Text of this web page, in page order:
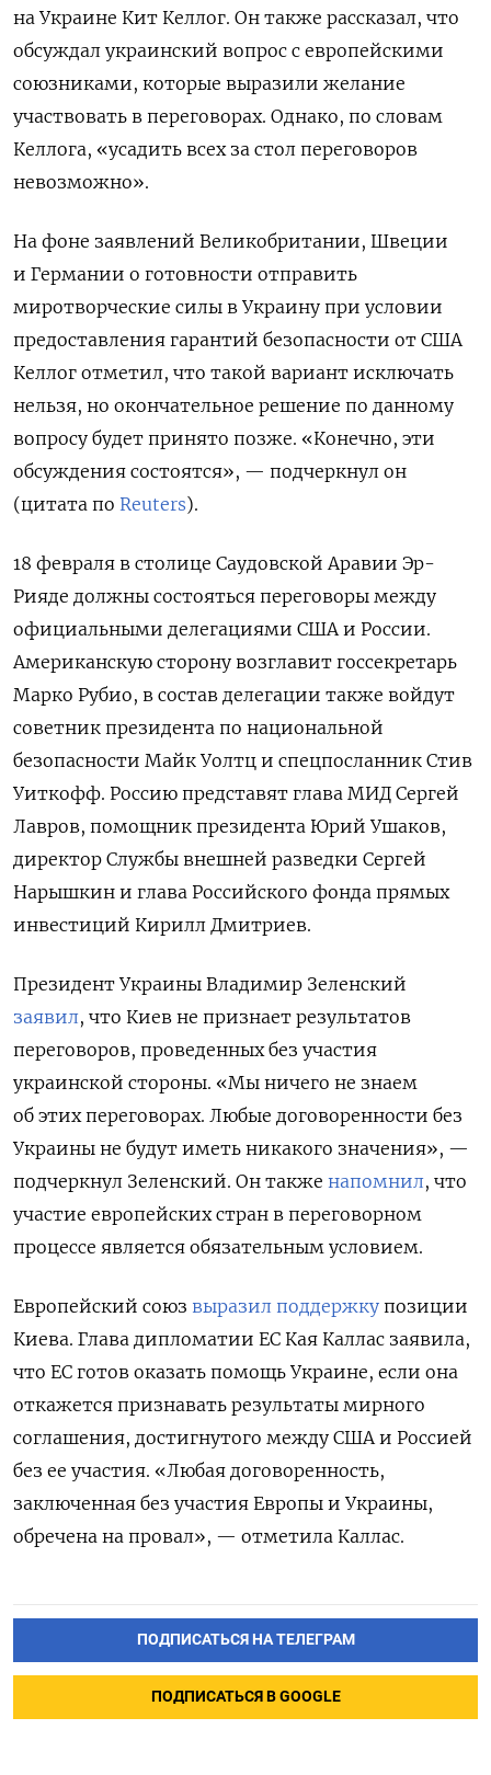
на Украине Кит Келлог. Он также рассказал, что
обсуждал украинский вопрос с европейскими
союзниками, которые выразили желание
участвовать в переговорах. Однако, по словам
Келлога, «усадить всех за стол переговоров
невозможно».
На фоне заявлений Великобритании, Швеции
и Германии о готовности отправить
миротворческие силы в Украину при условии
предоставления гарантий безопасности от США
Келлог отметил, что такой вариант исключать
нельзя, но окончательное решение по данному
вопросу будет принято позже. «Конечно, эти
обсуждения состоятся», — подчеркнул он
(цитата по Reuters).
18 февраля в столице Саудовской Аравии Эр-
Рияде должны состояться переговоры между
официальными делегациями США и России.
Американскую сторону возглавит госсекретарь
Марко Рубио, в состав делегации также войдут
советник президента по национальной
безопасности Майк Уолтц и спецпосланник Стив
Уиткофф. Россию представят глава МИД Сергей
Лавров, помощник президента Юрий Ушаков,
директор Службы внешней разведки Сергей
Нарышкин и глава Российского фонда прямых
инвестиций Кирилл Дмитриев.
Президент Украины Владимир Зеленский
заявил, что Киев не признает результатов
переговоров, проведенных без участия
украинской стороны. «Мы ничего не знаем
об этих переговорах. Любые договоренности без
Украины не будут иметь никакого значения», —
подчеркнул Зеленский. Он также напомнил, что
участие европейских стран в переговорном
процессе является обязательным условием.
Европейский союз выразил поддержку позиции
Киева. Глава дипломатии ЕС Кая Каллас заявила,
что ЕС готов оказать помощь Украине, если она
откажется признавать результаты мирного
соглашения, достигнутого между США и Россией
без ее участия. «Любая договоренность,
заключенная без участия Европы и Украины,
обречена на провал», — отметила Каллас.
ПОДПИСАТЬСЯ НА ТЕЛЕГРАМ
ПОДПИСАТЬСЯ В GOOGLE